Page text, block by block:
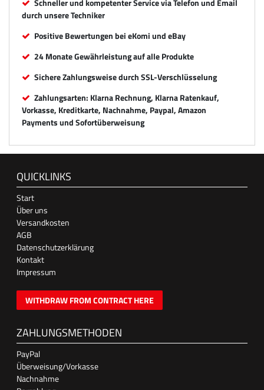
Schneller und kompetenter Service via Telefon und Email
durch unsere Techniker
Positive Bewertungen bei eKomi und eBay
24 Monate Gewährleistung auf alle Produkte
Sichere Zahlungsweise durch SSL-Verschlüsselung
Zahlungsarten: Klarna Rechnung, Klarna Ratenkauf,
Vorkasse, Kreditkarte, Nachnahme, Paypal, Amazon
Payments und Sofortüberweisung
QUICKLINKS
Start
Über uns
Versandkosten
AGB
Datenschutzerklärung
Kontakt
Impressum
WITHDRAW FROM CONTRACT HERE
ZAHLUNGSMETHODEN
PayPal
Überweisung/Vorkasse
Nachnahme